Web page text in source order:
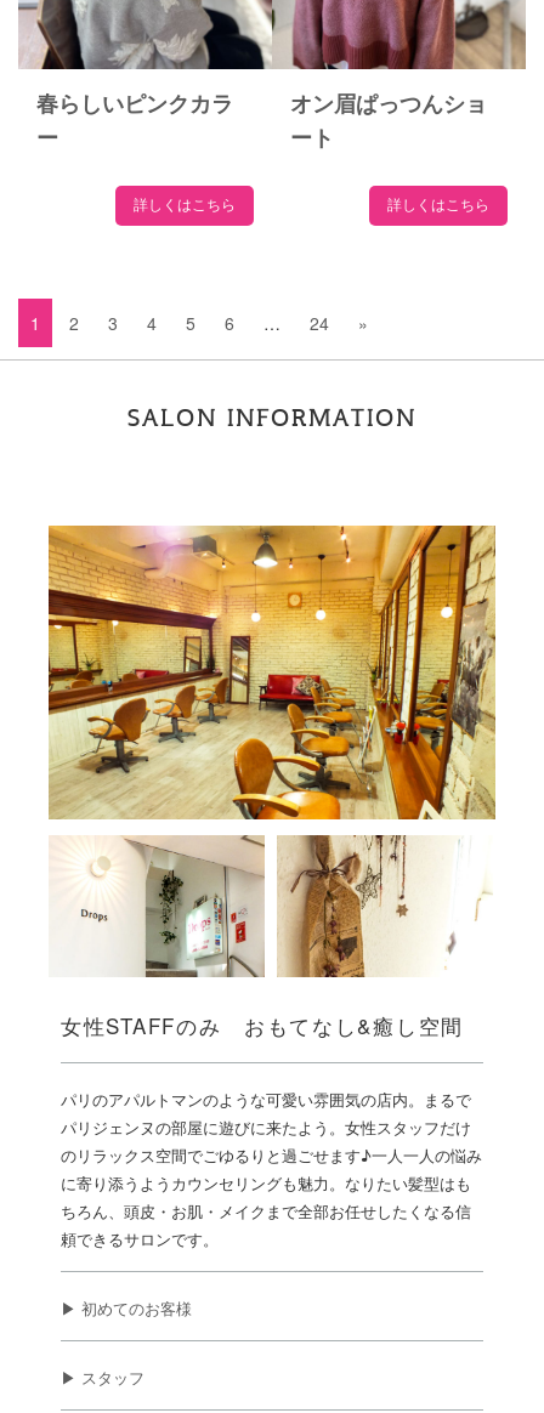
春らしいピンクカラ
ー
詳しくはこちら
オン眉ぱっつんショ
ート
詳しくはこちら
1 2 3 4 5 6 … 24 »
SALON INFORMATION
女性STAFFのみ おもてなし&癒し空間
パリのアパルトマンのような可愛い雰囲気の店内。まるで
パリジェンヌの部屋に遊びに来たよう。女性スタッフだけ
のリラックス空間でごゆるりと過ごせます♪一人一人の悩み
に寄り添うようカウンセリングも魅力。なりたい髪型はも
ちろん、頭皮・お肌・メイクまで全部お任せしたくなる信
頼できるサロンです。
▶ 初めてのお客様
▶ スタッフ